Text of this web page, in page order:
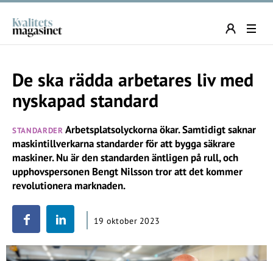
De ska rädda arbetares liv med
nyskapad standard
STANDARDER Arbetsplatsolyckorna ökar. Samtidigt saknar
maskintillverkarna standarder för att bygga säkrare
maskiner. Nu är den standarden äntligen på rull, och
upphovspersonen Bengt Nilsson tror att det kommer
revolutionera marknaden.
19 oktober 2023